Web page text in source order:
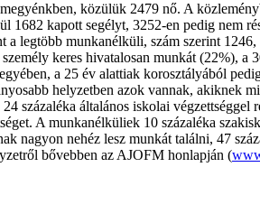
közülük 2479 nő. A
1682 kapott segélyt, 3252-en pedig nem
legtöbb munkanélküli, szám szerint
keres hivatalosan munkát (22%),
a 25 év alattiak korosztályából
helyzetben azok vannak, akiknek
általános iskolai
A munkanélküliek 10 százaléka
nagyon nehéz lesz munkát találni, 47
bővebben az AJOFM honlapján (